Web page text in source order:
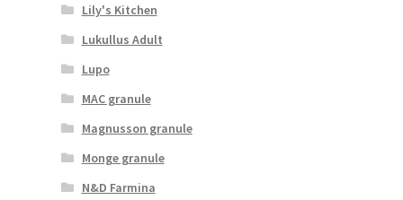
Lily's Kitchen
Lukullus Adult
Lupo
MAC granule
Magnusson granule
Monge granule
N&D Farmina